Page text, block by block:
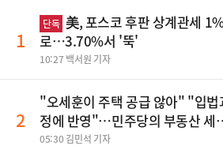
1
단독 美, 포스코 후판 상계관세
로…3.70%서 '뚝'
10:27 백서원 기자
2
"오세훈이 주택 공급 않아" "입법
정에 반영"…민주당의 부동산 세
개편 해법은
05:30 김민석 기자